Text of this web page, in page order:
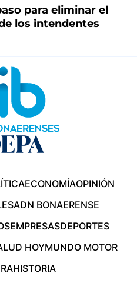
para eliminar el
los intendentes
ECONOMÍAOPINIÓN
ADN BONAERENSE
EMPRESASDEPORTES
HOYMUNDO MOTOR
HISTORIA